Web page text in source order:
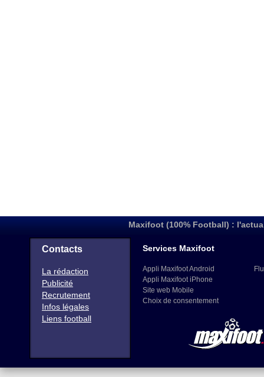
Maxifoot (100% Football) :
Contacts
La rédaction
Publicité
Recrutement
Infos légales
Liens football
Services Maxifoot
Appli Maxifoot Android
Appli Maxifoot iPhone
Site web Mobile
Choix de consentement